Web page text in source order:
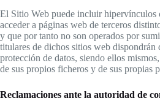
El Sitio Web puede incluir hipervínculos
acceder a páginas web de terceros
y que por tanto no son operados por
titulares de dichos sitios web dispondrán
protección de datos, siendo ellos
de sus propios ficheros y de sus propias
Reclamaciones ante la autoridad de